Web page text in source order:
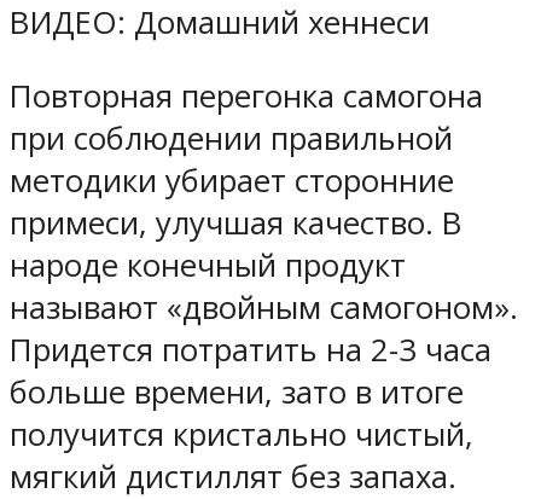
ВИДЕО: Домашний хеннеси
Повторная перегонка самогона
при соблюдении правильной
методики убирает сторонние
примеси, улучшая качество. В
народе конечный продукт
называют «двойным самогоном».
Придется потратить на 2-3 часа
больше времени, зато в итоге
получится кристально чистый,
мягкий дистиллят без запаха.